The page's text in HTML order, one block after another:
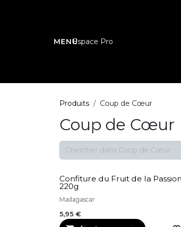
Espace Pro
Produits Coup de Cœur
Coup de Cœur
Confiture du Fruit de la Passion
220g
Madagascar
5,95 €